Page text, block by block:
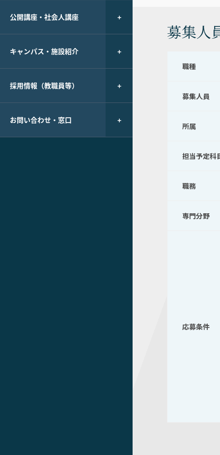
公開講座・社会人講座
キャンパス・施設紹介
採用情報（教職員等）
お問い合わせ・窓口
募集人
職種
募集人員
所属
担当予定科
職務
専門分野
応募条件